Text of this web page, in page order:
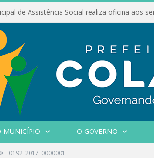
MUNICÍPIO O GOVERNO
» 0192_2017_0000001